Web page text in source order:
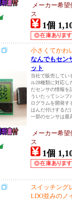
メーカー希
ス
1個
小さくてかわ
なんでもセン
ット
当社で販売してい
ル28種類に対応
だセンサの情報を
ういたってシン
ログラムを開発す
はんだ付けするだ
一部のセンサは最
メーカー希
ス
1個
スイッチング
LDO並みのノ